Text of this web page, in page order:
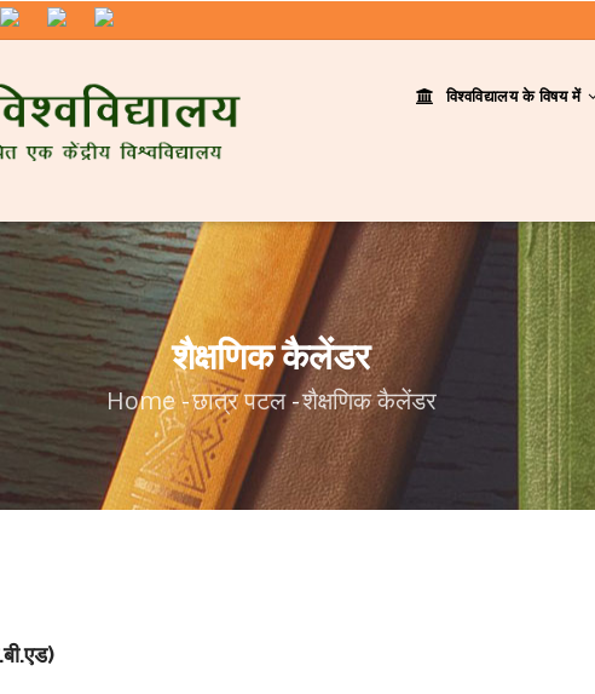
विश्वविद्यालय के विषय में
शैक्षणिक कैलेंडर
Breadcrumb
Home-छात्र पटल-शैक्षणिक कैलेंडर